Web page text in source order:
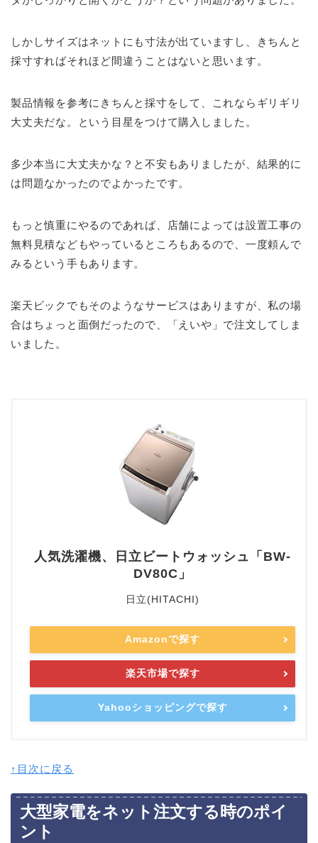
しかしサイズはネットにも寸法が出ていますし、きちんと
採寸すればそれほど間違うことはないと思います。
製品情報を参考にきちんと採寸をして、これならギリギリ
大丈夫だな。という目星をつけて購入しました。
多少本当に大丈夫かな？と不安もありましたが、結果的に
は問題なかったのでよかったです。
もっと慎重にやるのであれば、店舗によっては設置工事の
無料見積などもやっているところもあるので、一度頼んで
みるという手もあります。
楽天ビックでもそのようなサービスはありますが、私の場
合はちょっと面倒だったので、「えいや」で注文してしま
いました。
人気洗濯機、日立ビートウォッシュ「BW-
DV80C」
日立(HITACHI)
Amazonで探す
楽天市場で探す
Yahooショッピングで探す
↑目次に戻る
大型家電をネット注文する時のポイ
ント